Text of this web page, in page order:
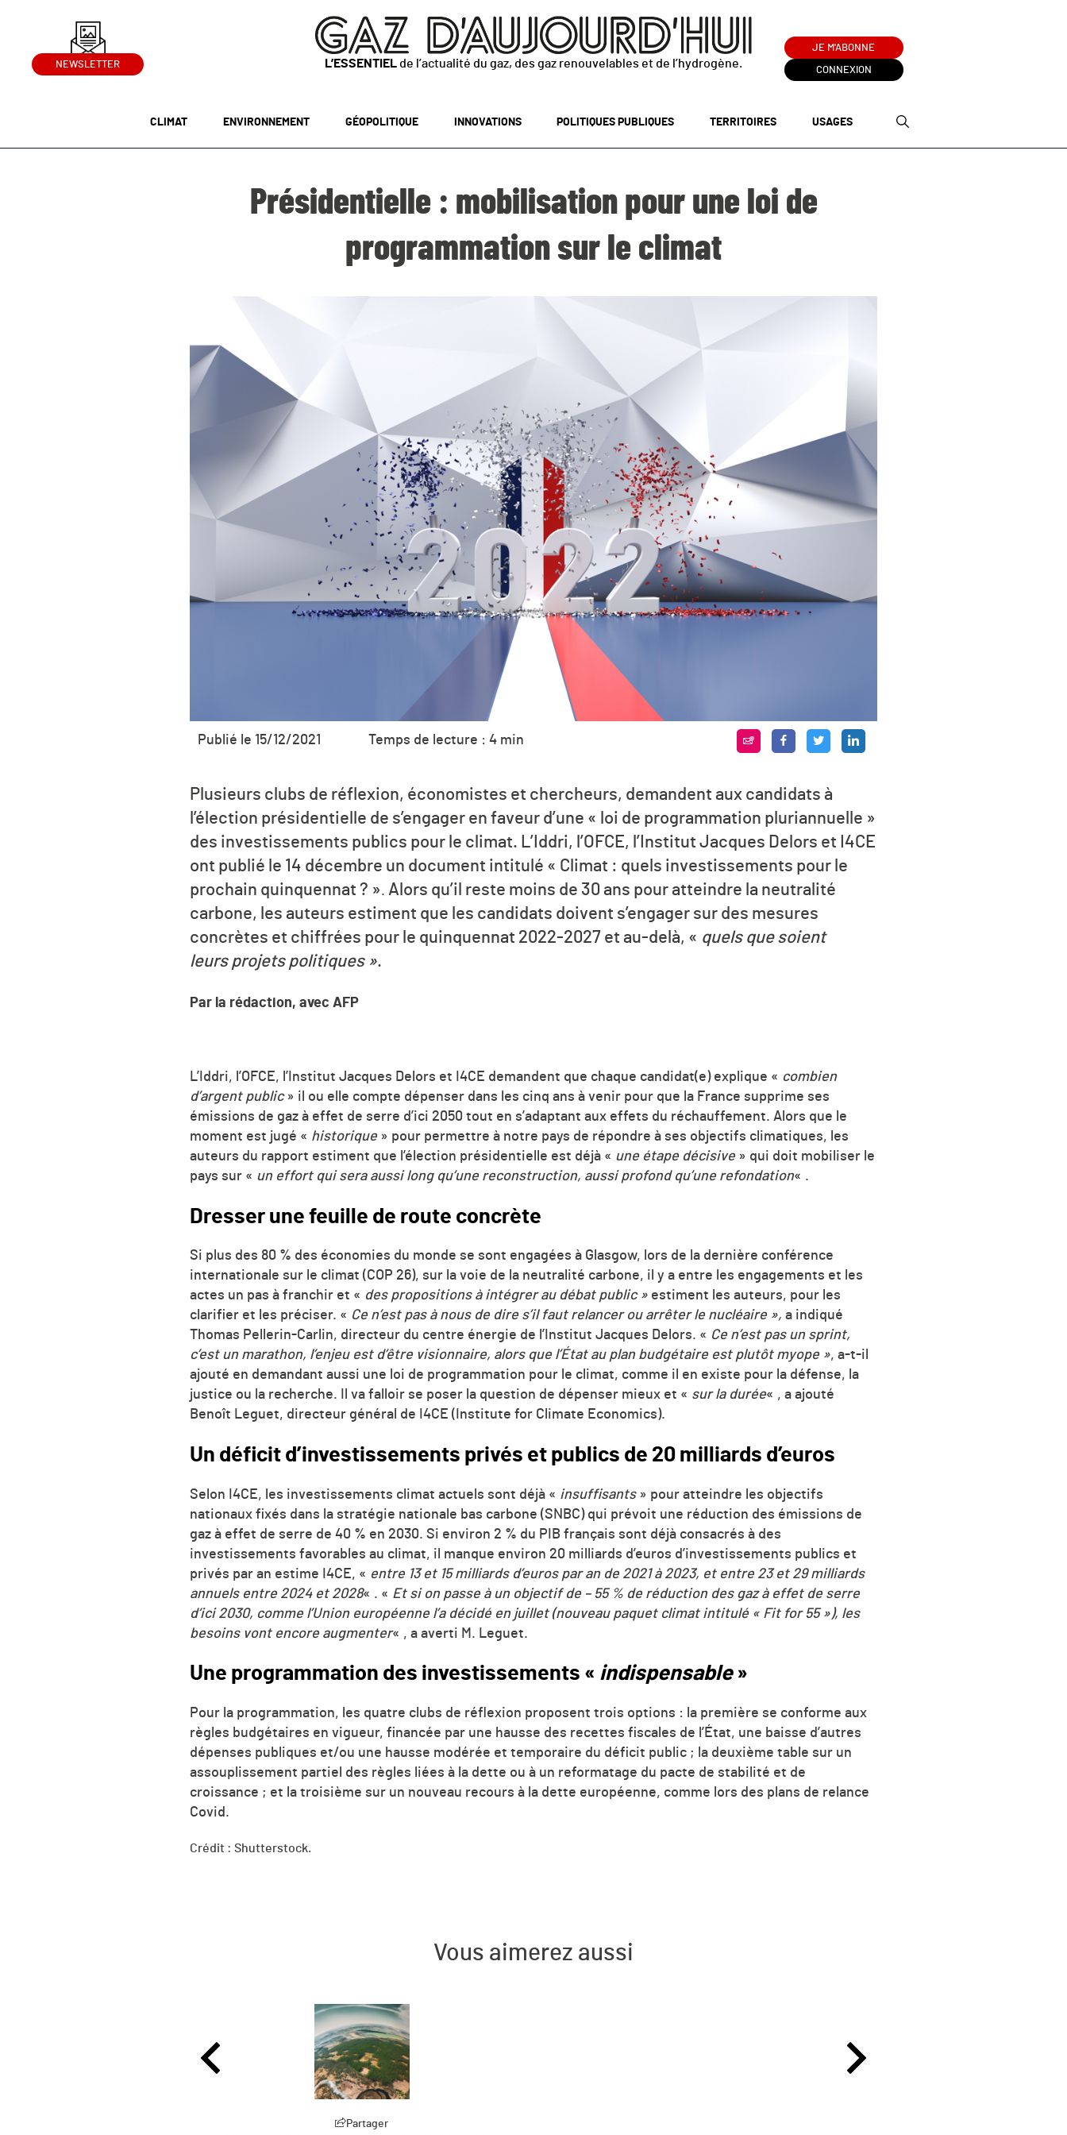
NEWSLETTER L’ESSENTIEL de l’actualité du gaz, des gaz renouvelables et de l’hydrogène.
JE M'ABONNE
CONNEXION
CLIMAT ENVIRONNEMENT GÉOPOLITIQUE INNOVATIONS POLITIQUES PUBLIQUES TERRITOIRES USAGES
Présidentielle : mobilisation pour une loi de
programmation sur le climat
Publié le 15/12/2021 Temps de lecture : 4 min
Plusieurs clubs de réflexion, économistes et chercheurs, demandent aux candidats à
l’élection présidentielle de s’engager en faveur d’une « loi de programmation pluriannuelle »
des investissements publics pour le climat. L’Iddri, l’OFCE, l’Institut Jacques Delors et I4CE
ont publié le 14 décembre un document intitulé « Climat : quels investissements pour le
prochain quinquennat ? ». Alors qu’il reste moins de 30 ans pour atteindre la neutralité
carbone, les auteurs estiment que les candidats doivent s’engager sur des mesures
concrètes et chiffrées pour le quinquennat 2022-2027 et au-delà, « quels que soient
leurs projets politiques ».
Par la rédaction, avec AFP
L’Iddri, l’OFCE, l’Institut Jacques Delors et I4CE demandent que chaque candidat(e) explique « combien
d’argent public» il ou elle compte dépenser dans les cinq ans à venir pour que la France supprime ses
émissions de gaz à effet de serre d’ici 2050 tout en s’adaptant aux effets du réchauffement. Alors que le
moment est jugé « historique » pour permettre à notre pays de répondre à ses objectifs climatiques, les
auteurs du rapport estiment que l’élection présidentielle est déjà « une étape décisive » qui doit mobiliser le
pays sur « un effort qui sera aussi long qu’une reconstruction, aussi profond qu’une refondation« .
Dresser une feuille de route concrète
Si plus des 80 % des économies du monde se sont engagées à Glasgow, lors de la dernière conférence
internationale sur le climat (COP 26), sur la voie de la neutralité carbone, il y a entre les engagements et les
actes un pas à franchir et « des propositions à intégrer au débat public » estiment les auteurs, pour les
clarifier et les préciser. « Ce n’est pas à nous de dire s’il faut relancer ou arrêter le nucléaire », a indiqué
Thomas Pellerin-Carlin, directeur du centre énergie de l’Institut Jacques Delors. « Ce n’est pas un sprint,
c’est un marathon, l’enjeu est d’être visionnaire, alors que l’État au plan budgétaire est plutôt myope », a-t-il
ajouté en demandant aussi une loi de programmation pour le climat, comme il en existe pour la défense, la
justice ou la recherche. Il va falloir se poser la question de dépenser mieux et « sur la durée« , a ajouté
Benoît Leguet, directeur général de I4CE (Institute for Climate Economics).
Un déficit d’investissements privés et publics de 20 milliards d’euros
Selon I4CE, les investissements climat actuels sont déjà « insuffisants» pour atteindre les objectifs
nationaux fixés dans la stratégie nationale bas carbone (SNBC) qui prévoit une réduction des émissions de
gaz à effet de serre de 40 % en 2030. Si environ 2 % du PIB français sont déjà consacrés à des
investissements favorables au climat, i l manque environ 20 milliards d’euros d’investissements publics et
privés par an estime I4CE, « entre 13 et 15 milliards d’euros par an de 2021 à 2023, et entre 23 et 29 milliards
annuels entre 2024 et 2028« . « Et si on passe à un objectif de – 55 % de réduction des gaz à effet de serre
d‘ici 2030, comme l’Union européenne l’a décidé en juillet (nouveau paquet climat intitulé « Fit for 55 »), les
besoins vont encore augmenter« , a averti M. Leguet.
Une programmation des investissements « indispensable»
Pour la programmation, les quatre clubs de réflexion proposent trois options : la première se conforme aux
règles budgétaires en vigueur, financée par une hausse des recettes fiscales de l’État, une baisse d’autres
dépenses publiques et/ou une hausse modérée et temporaire du déficit public ; la deuxième table sur un
assouplissement partiel des règles liées à la dette ou à un reformatage du pacte de stabilité et de
croissance ; et la troisième sur un nouveau recours à la dette européenne, comme lors des plans de relance
Covid.
Crédit : Shutterstock.
Vous aimerez aussi
Partager